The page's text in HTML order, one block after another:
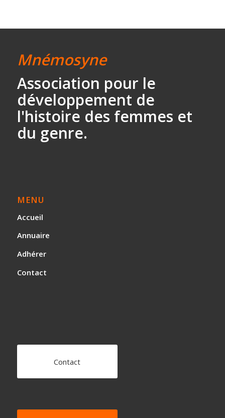
Mnémosyne
Association pour le
développement de
l'histoire des femmes et
du genre.
MENU
Accueil
Annuaire
Adhérer
Contact
Contact